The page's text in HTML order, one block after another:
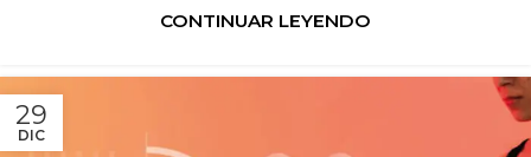
CONTINUAR LEYENDO
29
DIC